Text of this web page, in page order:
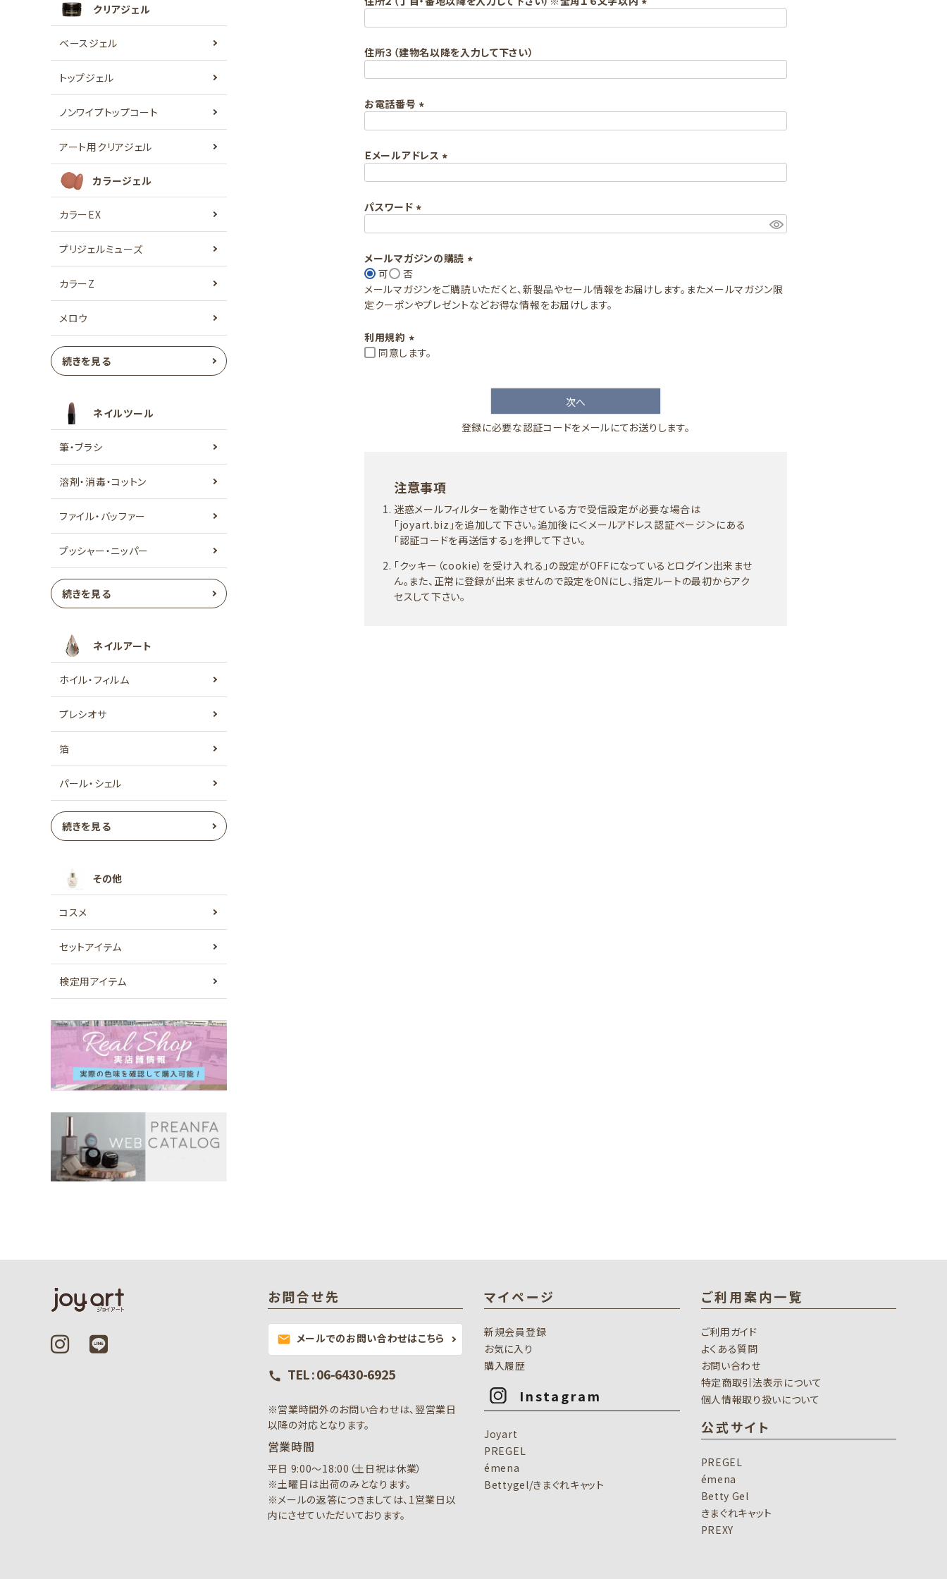
クリアジェル
ベースジェル
トップジェル
ノンワイプトップコート
アート用クリアジェル
カラージェル
カラーEX
プリジェルミューズ
カラーZ
メロウ
続きを見る
ネイルツール
筆・ブラシ
溶剤・消毒・コットン
ファイル・バッファー
プッシャー・ニッパー
続きを見る
ネイルアート
ホイル・フィルム
プレシオサ
箔
パール・シェル
続きを見る
その他
コスメ
セットアイテム
検定用アイテム
住所３（建物名以降を入力して下さい）
お電話番号
須
Ｅメールアドレス
パスワード
須
メールマガジンの購読
必
須
可
否
メールマガジンをご購読いただくと、新製品やセール情報をお届けします。またメールマガジン限
定クーポンやプレゼントなどお得な情報をお届けします。
利用規約
(
同意します。
次へ
登録に必要な認証コードをメールにてお送りします。
注意事項
迷惑メールフィルターを動作させている方で受信設定が必要な場合は
「joyart.biz」を追加して下さい。追加後に＜メールアドレス認証ページ＞にある
「認証コードを再送信する」を押して下さい。
「クッキー（cookie）を受け入れる」の設定がOFFになっているとログイン出来ませ
ん。また、正常に登録が出来ませんので設定をONにし、指定ルートの最初からアク
セスして下さい。
お問合せ先
mail メールでのお問い合わせはこちら
call TEL : 06-6430-6925
※営業時間外のお問い合わせは、翌営業日
以降の対応となります。
営業時間
平日 9:00～18:00（土日祝は休業）
※土曜日は出荷のみとなります。
※メールの返答につきましては、1営業日以
内にさせていただいております。
マイページ
新規会員登録
お気に入り
購入履歴
Instagram
Joyart
PREGEL
émena
Bettygel/きまぐれキャット
ご利用案内一覧
ご利用ガイド
よくある質問
お問い合わせ
特定商取引法表示について
個人情報取り扱いについて
公式サイト
PREGEL
émena
Betty Gel
きまぐれキャット
PREXY